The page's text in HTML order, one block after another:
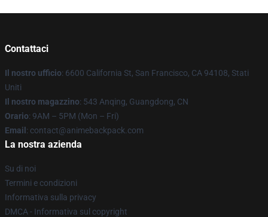
Contattaci
Il nostro ufficio: 6600 California St, San Francisco, CA 94108, Stati
Uniti
Il nostro magazzino: 543 Anqing, Guangdong, CN
Orario: 9AM – 5PM (Mon – Fri)
Email : contact@animebackpack.com
La nostra azienda
Su di noi
Termini e condizioni
Informativa sulla privacy
DMCA - Informativa sul copyright